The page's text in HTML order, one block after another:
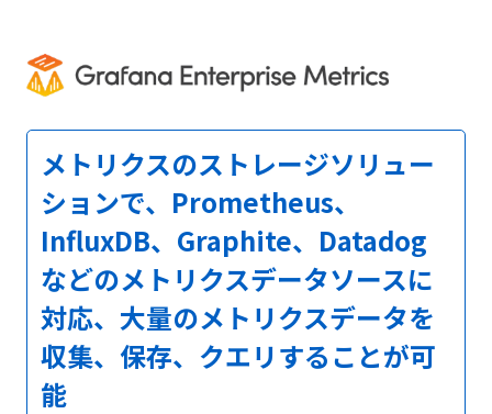
メトリクスのストレージソリュー
ションで、Prometheus、
InfluxDB、Graphite、Datadog
などのメトリクスデータソースに
対応、大量のメトリクスデータを
収集、保存、クエリすることが可
能